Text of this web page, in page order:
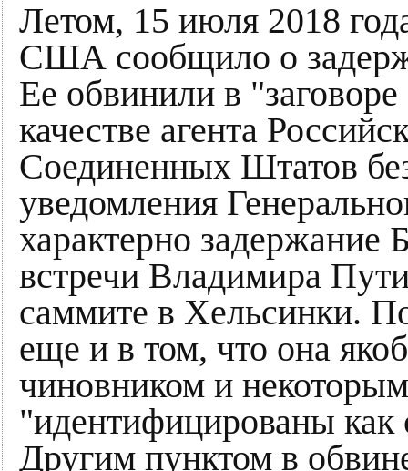
Летом, 15 июля 2018
США сообщило о
Ее обвинили в
качестве агента
Соединенных Штатов
уведомления
характерно задержание
встречи Владимира
саммите в Хельсинки.
еще и в том, что она
чиновником и
"идентифицированы
Другим пунктом в